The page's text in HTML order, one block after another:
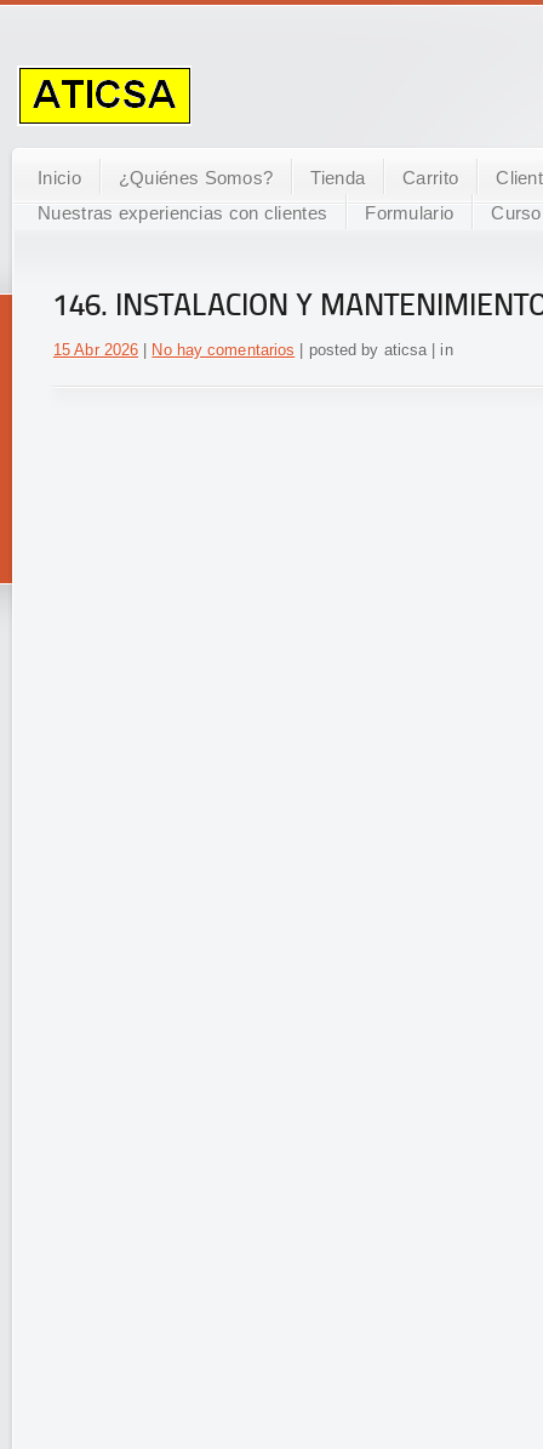
Inicio ¿Quiénes Somos? Tienda Carrito
Nuestras experiencias con clientes
Formulario Curso
146. INSTALACION Y
15 Abr 2026 No hay comentarios | posted by aticsa | in